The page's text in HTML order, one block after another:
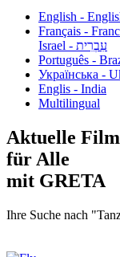
English -
Français -
עִבְרִית - Israel
Português -
Українська -
Englis - India
Multilingual
Aktuelle
für Alle
mit GRETA
Ihre Suche nach